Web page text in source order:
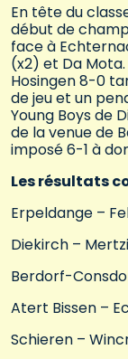
En tête du
début de
face à
(x2) et Da
Hosingen 8-0
de jeu et un
Young Boys de
de la venue de
imposé 6-1 à
Les résultats
Erpeldange –
Diekirch –
Berdorf-
Atert Bissen –
Schieren –